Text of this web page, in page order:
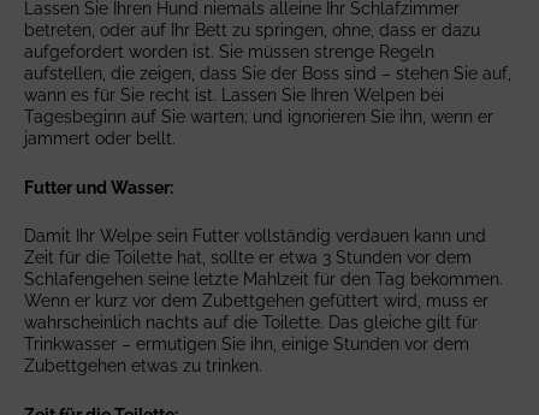
Lassen Sie Ihren Hund niemals alleine Ihr Schlafzimmer
betreten, oder auf Ihr Bett zu springen, ohne, dass er dazu
aufgefordert worden ist. Sie müssen strenge Regeln
aufstellen, die zeigen, dass Sie der Boss sind – stehen Sie auf,
wann es für Sie recht ist. Lassen Sie Ihren Welpen bei
Tagesbeginn auf Sie warten; und ignorieren Sie ihn, wenn er
jammert oder bellt.
Futter und Wasser:
Damit Ihr Welpe sein Futter vollständig verdauen kann und
Zeit für die Toilette hat, sollte er etwa 3 Stunden vor dem
Schlafengehen seine letzte Mahlzeit für den Tag bekommen.
Wenn er kurz vor dem Zubettgehen gefüttert wird, muss er
wahrscheinlich nachts auf die Toilette. Das gleiche gilt für
Trinkwasser – ermutigen Sie ihn, einige Stunden vor dem
Zubettgehen etwas zu trinken.